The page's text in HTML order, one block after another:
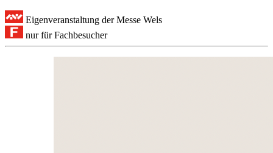
Eigenveranstaltung der Messe Wels
nur für Fachbesucher